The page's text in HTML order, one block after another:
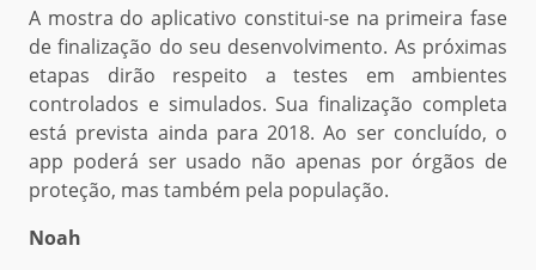
A mostra do aplicativo constitui-se na primeira fase
de finalização do seu desenvolvimento. As próximas
etapas dirão respeito a testes em ambientes
controlados e simulados. Sua finalização completa
está prevista ainda para 2018. Ao ser concluído, o
app poderá ser usado não apenas por órgãos de
proteção, mas também pela população.
Noah